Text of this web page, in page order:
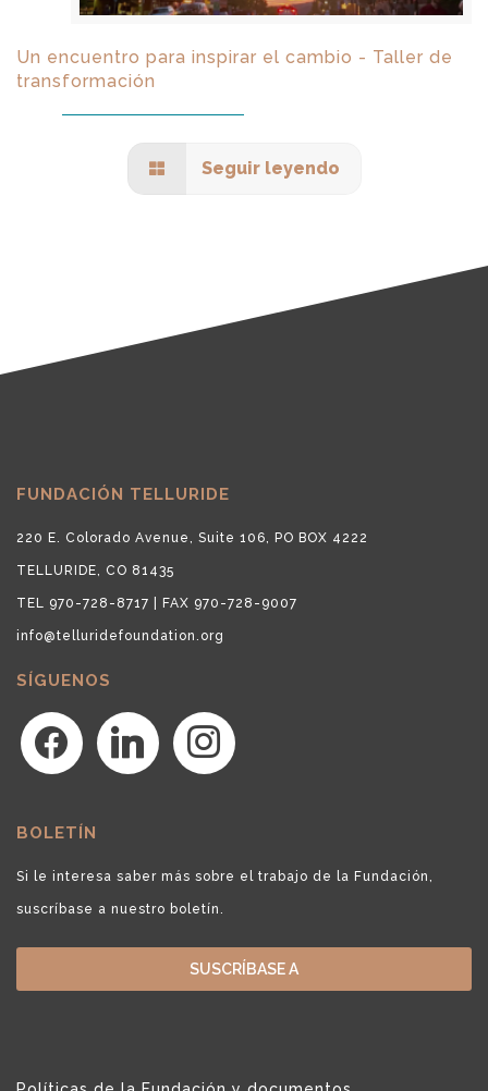
Un encuentro para inspirar el cambio - Taller de
transformación
Seguir leyendo
FUNDACIÓN TELLURIDE
220 E. Colorado Avenue, Suite 106, PO BOX 4222
TELLURIDE, CO 81435
TEL 970-728-8717 | FAX 970-728-9007
info@telluridefoundation.org
SÍGUENOS
facebook linkedin instagram
BOLETÍN
Si le interesa saber más sobre el trabajo de la Fundación,
suscríbase a nuestro boletín.
SUSCRÍBASE A